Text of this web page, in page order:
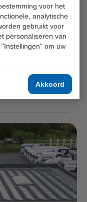
voor het
analytische
gebruikt voor
personaliseren van
om uw
Akkoord